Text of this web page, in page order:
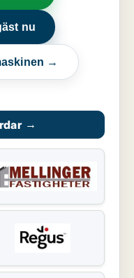
nu
→
→